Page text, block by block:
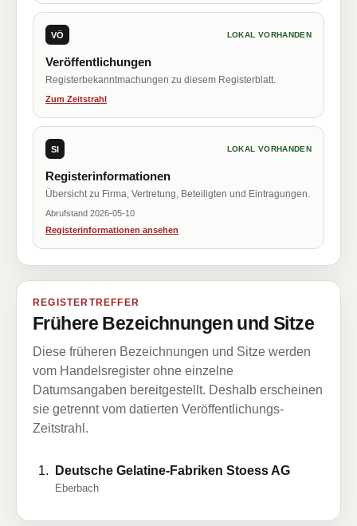
VÖ LOKAL VORHANDEN
Veröffentlichungen
Registerbekanntmachungen zu diesem Registerblatt.
Zum Zeitstrahl
SI LOKAL VORHANDEN
Registerinformationen
Übersicht zu Firma, Vertretung, Beteiligten und Eintragungen.
Abrufstand 2026-05-10
Registerinformationen ansehen
REGISTERTREFFER
Frühere Bezeichnungen und Sitze
Diese früheren Bezeichnungen und Sitze werden
vom Handelsregister ohne einzelne
Datumsangaben bereitgestellt. Deshalb erscheinen
sie getrennt vom datierten Veröffentlichungs-
Zeitstrahl.
Deutsche Gelatine-Fabriken Stoess AG
Eberbach